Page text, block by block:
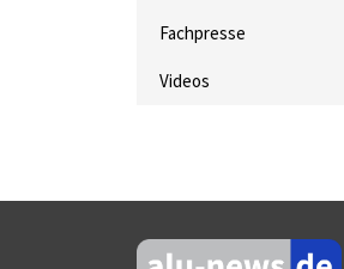
Fachpresse
Videos